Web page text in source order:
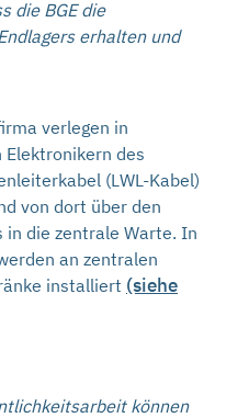
die BGE die
erhalten und
verlegen in
des
(LWL-Kabel)
von dort über den
in die zentrale Warte. In
an zentralen
installiert (siehe
können